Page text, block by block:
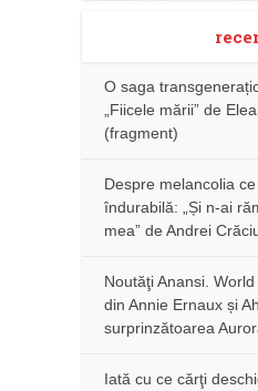
O saga
„Fiicele mării” de
(fragment)
Despre melancolia
îndurabilă: „Și n-ai
mea” de Andrei
Noutăţi Anansi.
din Annie Ernaux și
surprinzătoarea
Iată cu ce cărţi